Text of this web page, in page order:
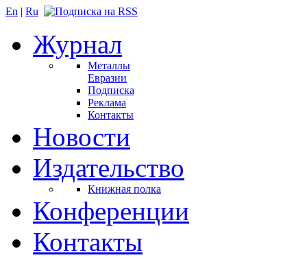
En | Ru
Журнал
Металлы
Евразии
Подписка
Реклама
Контакты
Новости
Издательство
Книжная полка
Конференции
Контакты